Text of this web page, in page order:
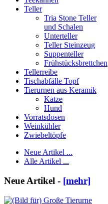
Teller
Tria Stone Teller
und Schalen
Unterteller
Teller Steinzeug
Suppenteller
Frühstücksbrettchen
Tellerreibe
Tischabfälle Topf
Tierurnen aus Keramik
Katze
Hund
Vorratsdosen
Weinkühler
Zwiebeltöpfe
Neue Artikel ...
Alle Artikel ...
Neue Artikel - [mehr]